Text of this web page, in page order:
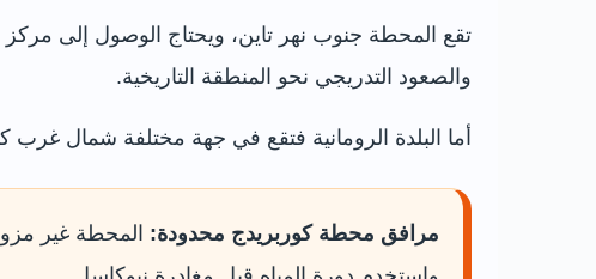
والصعود التدريجي نحو المنطقة التاريخية.
أما البلدة الرومانية فتقع في جهة مختلفة شمال غرب كوربريدج، وتبعد عن محطة
مرافق محطة كوربريدج محدودة: المحطة غير